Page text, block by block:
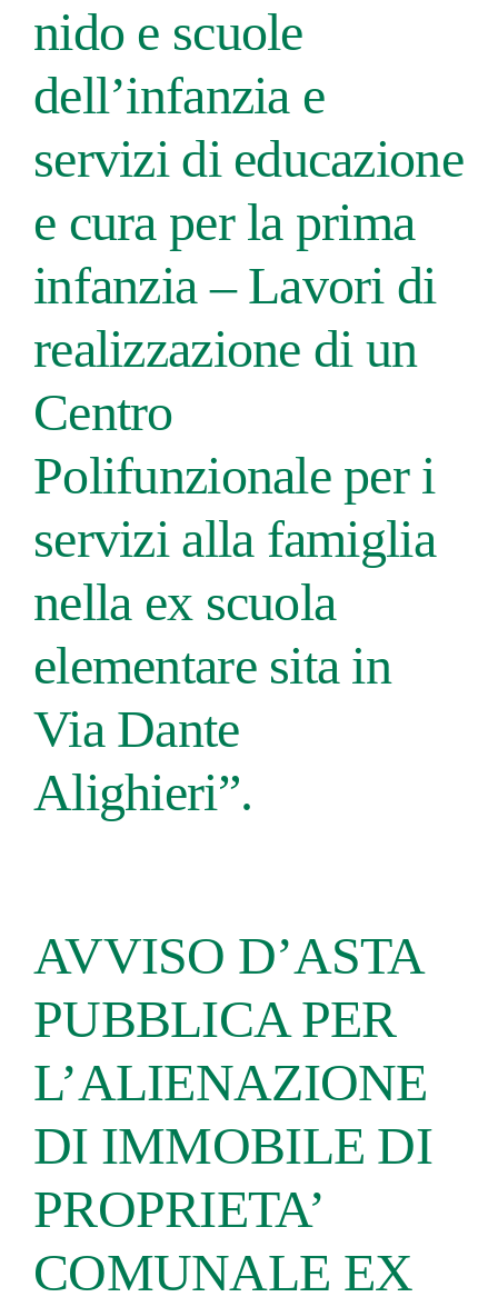
nido e scuole
dell’infanzia e
servizi di educazione
e cura per la prima
infanzia – Lavori di
realizzazione di un
Centro
Polifunzionale per i
servizi alla famiglia
nella ex scuola
elementare sita in
Via Dante
Alighieri”.
AVVISO D’ASTA
PUBBLICA PER
L’ALIENAZIONE
DI IMMOBILE DI
PROPRIETA’
COMUNALE EX